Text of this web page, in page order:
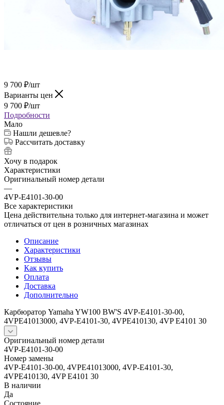
9 700 ₽/шт
Варианты цен
9 700 ₽/шт
Подробности
Мало
Нашли дешевле?
Рассчитать доставку
Хочу в подарок
Характеристики
Оригинальный номер детали
—
4VP-E4101-30-00
Все характеристики
Цена действительна только для интернет-магазина и может
отличаться от цен в розничных магазинах
Описание
Характеристики
Отзывы
Как купить
Оплата
Доставка
Дополнительно
Карбюратор Yamaha YW100 BW'S 4VP-E4101-30-00,
4VPE41013000, 4VP-E4101-30, 4VPE410130, 4VP E4101 30
Оригинальный номер детали
4VP-E4101-30-00
Номер замены
4VP-E4101-30-00, 4VPE41013000, 4VP-E4101-30,
4VPE410130, 4VP E4101 30
В наличии
Да
Состояние